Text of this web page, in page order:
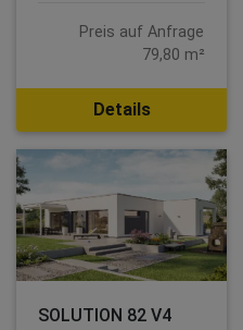
Preis auf Anfrage
79,80 m²
Details
SOLUTION 82 V4